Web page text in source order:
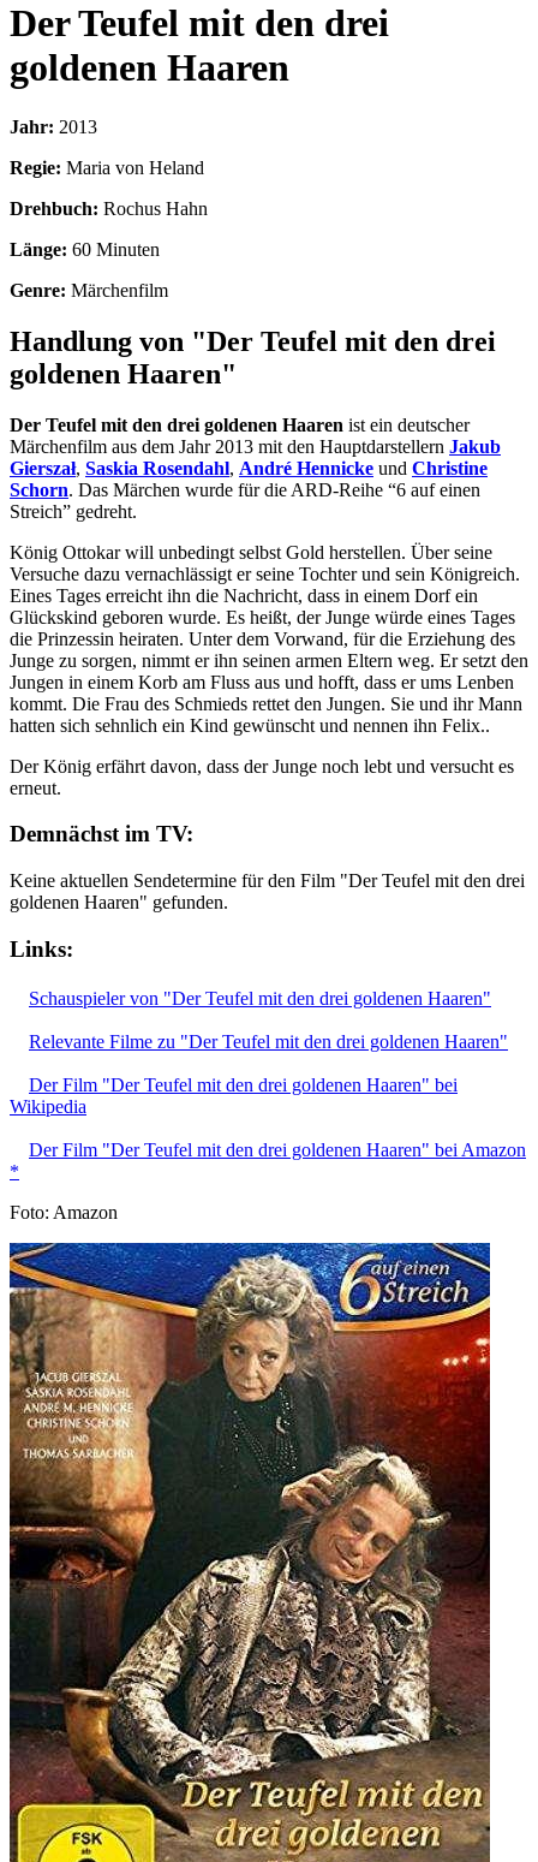
Der Teufel mit den drei
goldenen Haaren
Jahr: 2013
Regie: Maria von Heland
Drehbuch: Rochus Hahn
Länge: 60 Minuten
Genre: Märchenfilm
Handlung von "Der Teufel mit den drei
goldenen Haaren"
Der Teufel mit den drei goldenen Haaren ist ein deutscher
Märchenfilm aus dem Jahr 2013 mit den Hauptdarstellern Jakub
Gierszał, Saskia Rosendahl, André Hennicke und Christine
Schorn. Das Märchen wurde für die ARD-Reihe “6 auf einen
Streich” gedreht.
König Ottokar will unbedingt selbst Gold herstellen. Über seine
Versuche dazu vernachlässigt er seine Tochter und sein Königreich.
Eines Tages erreicht ihn die Nachricht, dass in einem Dorf ein
Glückskind geboren wurde. Es heißt, der Junge würde eines Tages
die Prinzessin heiraten. Unter dem Vorwand, für die Erziehung des
Junge zu sorgen, nimmt er ihn seinen armen Eltern weg. Er setzt den
Jungen in einem Korb am Fluss aus und hofft, dass er ums Lenben
kommt. Die Frau des Schmieds rettet den Jungen. Sie und ihr Mann
hatten sich sehnlich ein Kind gewünscht und nennen ihn Felix..
Der König erfährt davon, dass der Junge noch lebt und versucht es
erneut.
Demnächst im TV:
Keine aktuellen Sendetermine für den Film "Der Teufel mit den drei
goldenen Haaren" gefunden.
Links:
Schauspieler von "Der Teufel mit den drei goldenen Haaren"
Relevante Filme zu "Der Teufel mit den drei goldenen Haaren"
Der Film "Der Teufel mit den drei goldenen Haaren" bei
Wikipedia
Der Film "Der Teufel mit den drei goldenen Haaren" bei Amazon
*
Foto: Amazon